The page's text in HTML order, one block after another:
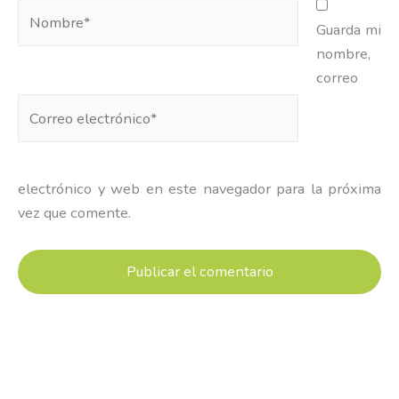
electrónico*
Guarda mi
nombre,
correo
electrónico y web en este navegador para la próxima
vez que comente.